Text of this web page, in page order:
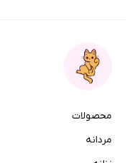
محصولات
مردانه